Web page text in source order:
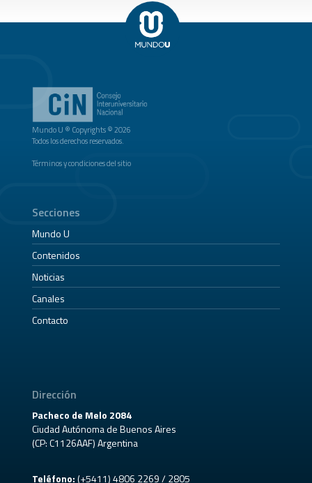
Mundo U ® Copyrights © 2026
Todos los derechos reservados.
Términos y condiciones del sitio
Secciones
Mundo U
Contenidos
Noticias
Canales
Contacto
Dirección
Pacheco de Melo 2084
Ciudad Autónoma de Buenos Aires
(CP: C1126AAF) Argentina
Teléfono:(+5411) 4806 2269 / 2805